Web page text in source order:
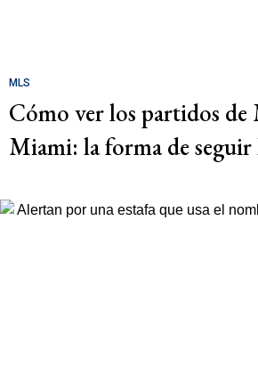
MLS
Cómo ver los partidos de
Miami: la forma de